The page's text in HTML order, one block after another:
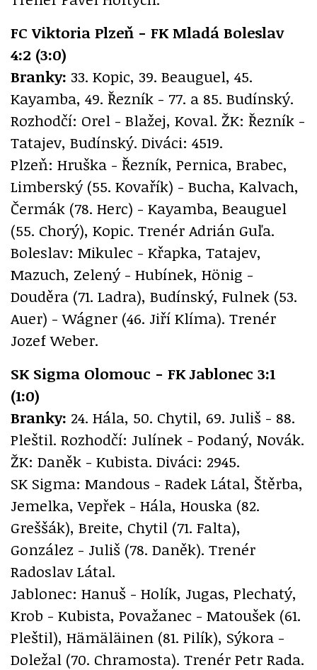
FC Viktoria Plzeň - FK Mladá Boleslav
4:2 (3:0)
Branky: 33. Kopic, 39. Beauguel, 45.
Kayamba, 49. Řezník - 77. a 85. Budínský.
Rozhodčí: Orel - Blažej, Koval. ŽK: Řezník -
Tatajev, Budínský. Diváci: 4519.
Plzeň: Hruška - Řezník, Pernica, Brabec,
Limberský (55. Kovařík) - Bucha, Kalvach,
Čermák (78. Herc) - Kayamba, Beauguel
(55. Chorý), Kopic. Trenér Adrián Guľa.
Boleslav: Mikulec - Křapka, Tatajev,
Mazuch, Zelený - Hubínek, Hönig -
Douděra (71. Ladra), Budínský, Fulnek (53.
Auer) - Wágner (46. Jiří Klíma). Trenér
Jozef Weber.
SK Sigma Olomouc - FK Jablonec 3:1
(1:0)
Branky: 24. Hála, 50. Chytil, 69. Juliš - 88.
Pleštil. Rozhodčí: Julínek - Podaný, Novák.
ŽK: Daněk - Kubista. Diváci: 2945.
SK Sigma: Mandous - Radek Látal, Štěrba,
Jemelka, Vepřek - Hála, Houska (82.
Greššák), Breite, Chytil (71. Falta),
González - Juliš (78. Daněk). Trenér
Radoslav Látal.
Jablonec: Hanuš - Holík, Jugas, Plechatý,
Krob - Kubista, Považanec - Matoušek (61.
Pleštil), Hämäläinen (81. Pilík), Sýkora -
Doležal (70. Chramosta). Trenér Petr Rada.